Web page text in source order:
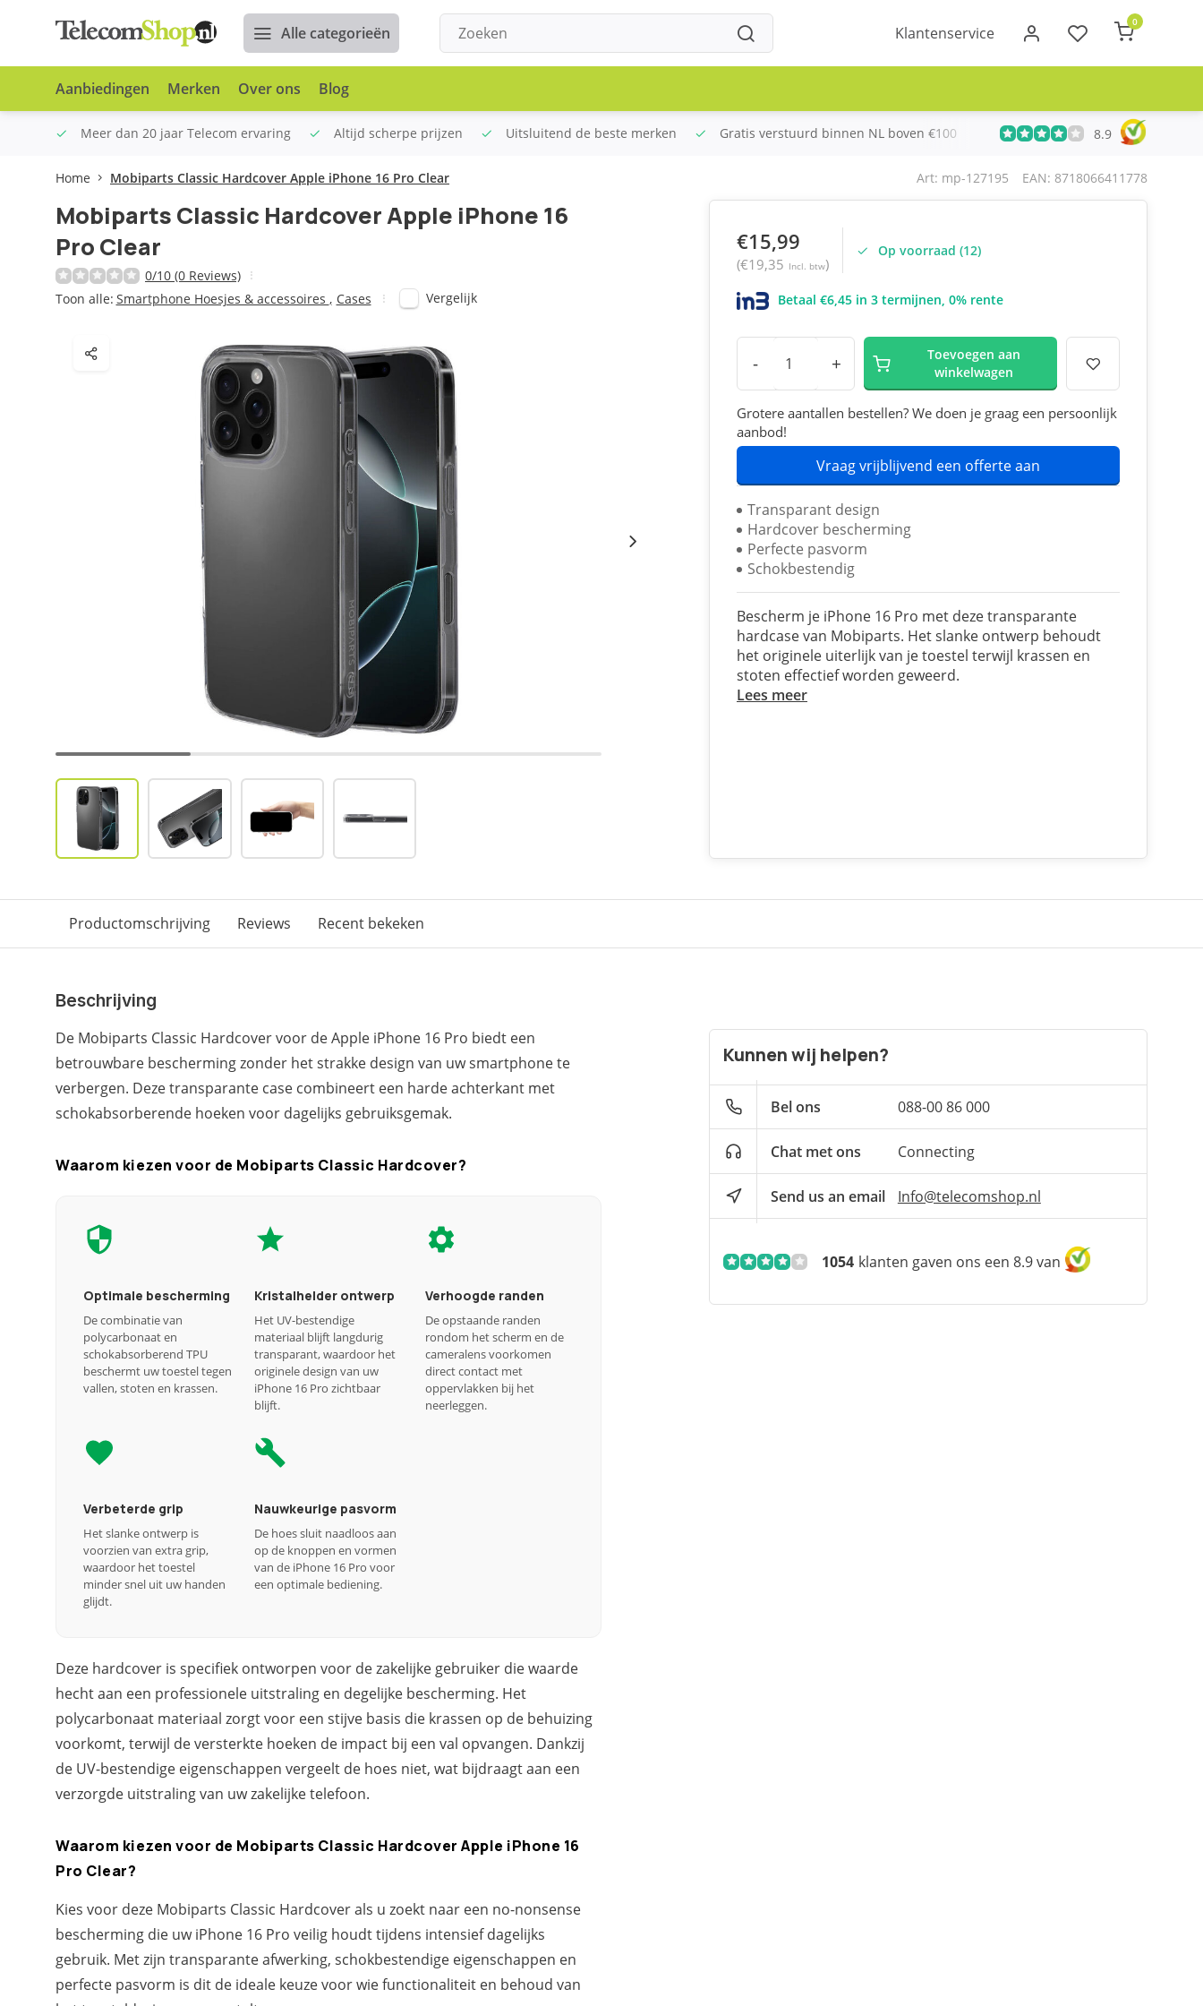
Alle categorieën Klantenservice
0
Aanbiedingen Merken Over ons Blog
Meer dan 20 jaar Telecom ervaring Altijd scherpe prijzen Uitsluitend de beste merken Gratis verstuurd binnen NL boven €100 Meer dan 20 jaar Telecom
8.9
Home Mobiparts Classic Hardcover Apple iPhone 16 Pro Clear Art: mp-127195 EAN: 8718066411778
Mobiparts Classic Hardcover Apple iPhone 16
Pro Clear
0/10 (0 Reviews)
Toon alle: Smartphone Hoesjes & accessoires , Cases Vergelijk
€15,99
(€19,35 Incl. btw)
Op voorraad (12)
Betaal €6,45 in 3 termijnen, 0% rente
- +
Toevoegen aan
winkelwagen
Grotere aantallen bestellen? We doen je graag een persoonlijk
aanbod!
Vraag vrijblijvend een offerte aan
Transparant design
Hardcover bescherming
Perfecte pasvorm
Schokbestendig
Bescherm je iPhone 16 Pro met deze transparante
hardcase van Mobiparts. Het slanke ontwerp behoudt
het originele uiterlijk van je toestel terwijl krassen en
stoten effectief worden geweerd.
Lees meer
Productomschrijving Reviews Recent bekeken
Beschrijving
De Mobiparts Classic Hardcover voor de Apple iPhone 16 Pro biedt een
betrouwbare bescherming zonder het strakke design van uw smartphone te
verbergen. Deze transparante case combineert een harde achterkant met
schokabsorberende hoeken voor dagelijks gebruiksgemak.
Waarom kiezen voor de Mobiparts Classic Hardcover?
Optimale bescherming
De combinatie van
polycarbonaat en
schokabsorberend TPU
beschermt uw toestel tegen
vallen, stoten en krassen.
Kristalhelder ontwerp
Het UV-bestendige
materiaal blijft langdurig
transparant, waardoor het
originele design van uw
iPhone 16 Pro zichtbaar
blijft.
Verhoogde randen
De opstaande randen
rondom het scherm en de
cameralens voorkomen
direct contact met
oppervlakken bij het
neerleggen.
Verbeterde grip
Het slanke ontwerp is
voorzien van extra grip,
waardoor het toestel
minder snel uit uw handen
glijdt.
Nauwkeurige pasvorm
De hoes sluit naadloos aan
op de knoppen en vormen
van de iPhone 16 Pro voor
een optimale bediening.
Deze hardcover is specifiek ontworpen voor de zakelijke gebruiker die waarde
hecht aan een professionele uitstraling en degelijke bescherming. Het
polycarbonaat materiaal zorgt voor een stijve basis die krassen op de behuizing
voorkomt, terwijl de versterkte hoeken de impact bij een val opvangen. Dankzij
de UV-bestendige eigenschappen vergeelt de hoes niet, wat bijdraagt aan een
verzorgde uitstraling van uw zakelijke telefoon.
Waarom kiezen voor de Mobiparts Classic Hardcover Apple iPhone 16
Pro Clear?
Kies voor deze Mobiparts Classic Hardcover als u zoekt naar een no-nonsense
bescherming die uw iPhone 16 Pro veilig houdt tijdens intensief dagelijks
gebruik. Met zijn transparante afwerking, schokbestendige eigenschappen en
perfecte pasvorm is dit de ideale keuze voor wie functionaliteit en behoud van
Kunnen wij helpen?
Bel ons 088-00 86 000
Chat met ons Connecting
Send us an email Info@telecomshop.nl
1054 klanten gaven ons een 8.9 van